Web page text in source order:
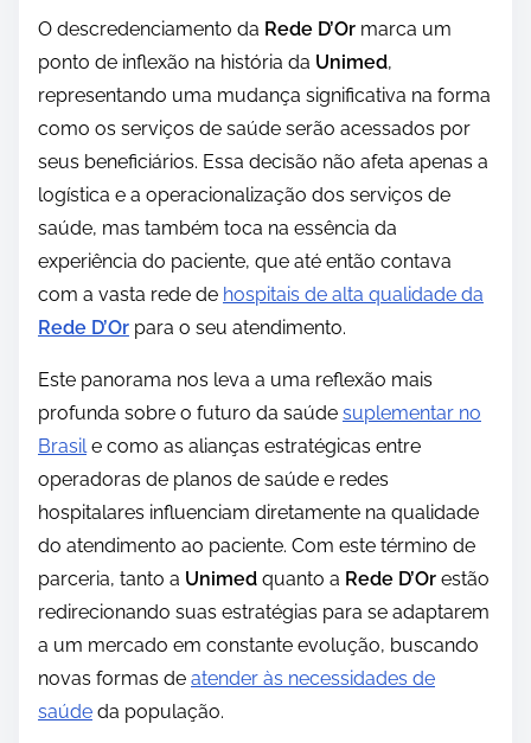
O descredenciamento da Rede D’Or marca um
ponto de inflexão na história da Unimed,
representando uma mudança significativa na forma
como os serviços de saúde serão acessados por
seus beneficiários. Essa decisão não afeta apenas a
logística e a operacionalização dos serviços de
saúde, mas também toca na essência da
experiência do paciente, que até então contava
com a vasta rede de hospitais de alta qualidade da
Rede D’Or para o seu atendimento.
Este panorama nos leva a uma reflexão mais
profunda sobre o futuro da saúde suplementar no
Brasile como as alianças estratégicas entre
operadoras de planos de saúde e redes
hospitalares influenciam diretamente na qualidade
do atendimento ao paciente. Com este término de
parceria, tanto a Unimed quanto a Rede D’Or estão
redirecionando suas estratégias para se adaptarem
a um mercado em constante evolução, buscando
novas formas de atender às necessidades de
saúde da população.